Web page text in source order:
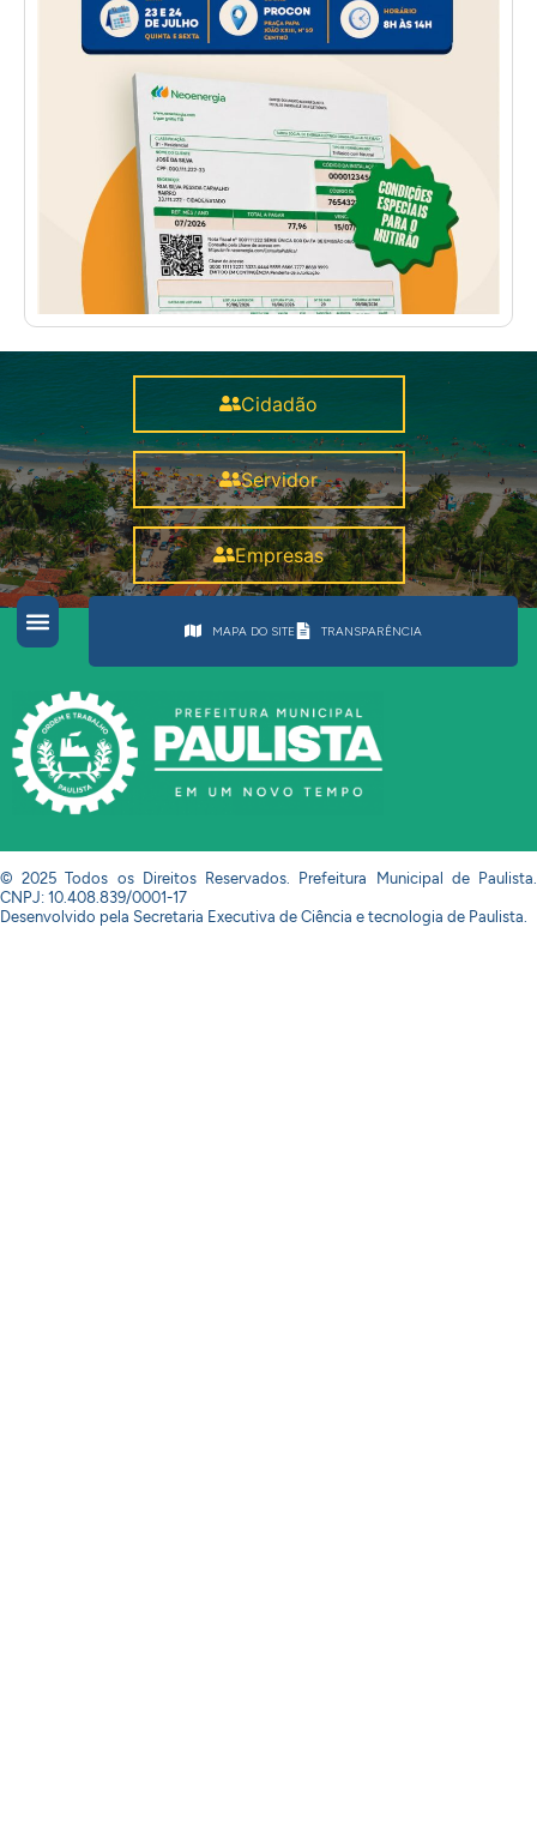
Cidadão
Servidor
Empresas
MAPA DO SITE TRANSPARÊNCIA
© 2025 Todos os Direitos Reservados. Prefeitura Municipal de Paulista.
CNPJ: 10.408.839/0001-17
Desenvolvido pela Secretaria Executiva de Ciência e tecnologia de Paulista.